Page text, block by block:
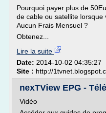
Pourquoi payer plus de
de cable ou satellite
Aucun Frais Mensuel ?
Obtenez...
Lire la suite
Date: 2014-10-02 04:35:27
Site : http://
nexTView EPG -
Vidéo